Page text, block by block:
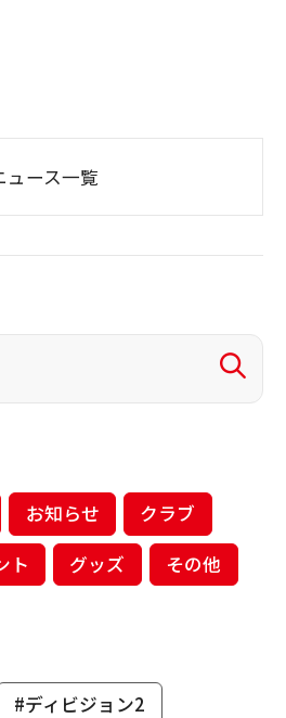
ュース一覧
お知らせ
クラブ
ト グッズ その他
#ディビジョン2